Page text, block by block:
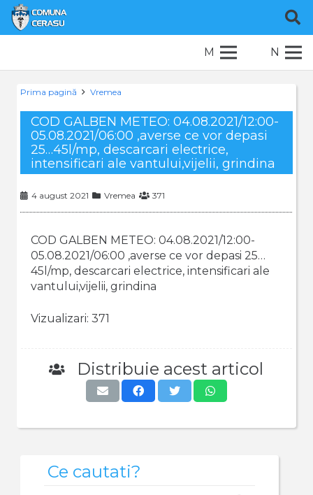
M N
Prima pagină Vremea
COD GALBEN METEO: 04.08.2021/12:00-
05.08.2021/06:00 ,averse ce vor depasi
25…45l/mp, descarcari electrice,
intensificari ale vantului,vijelii, grindina
4 august 2021 Vremea 371
COD GALBEN METEO: 04.08.2021/12:00-
05.08.2021/06:00 ,averse ce vor depasi 25…
45l/mp, descarcari electrice, intensificari ale
vantului,vijelii, grindina
Vizualizari: 371
Distribuie acest articol
Ce cautati?